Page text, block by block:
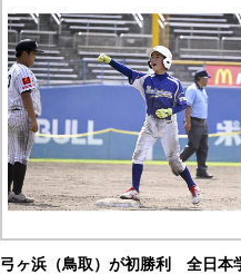
弓ヶ浜（鳥取）が初勝利 全日本